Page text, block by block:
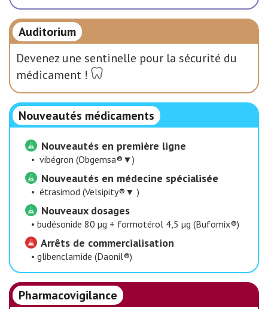
Auditorium
Devenez une sentinelle pour la sécurité du
médicament !
Nouveautés médicaments
Nouveautés en première ligne
• vibégron (Obgemsa®▼)
Nouveautés en médecine spécialisée
• étrasimod (Velsipity®▼ )
Nouveaux dosages
• budésonide 80 µg + formotérol 4,5 µg (Bufomix®)
Arrêts de commercialisation
• glibenclamide (Daonil®)
Pharmacovigilance